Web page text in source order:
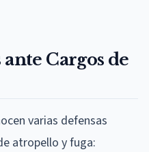
ante Cargos de
varias defensas
atropello y fuga: